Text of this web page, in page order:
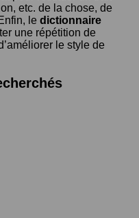
etc. de la chose, de
le dictionnaire
une répétition de
le style de